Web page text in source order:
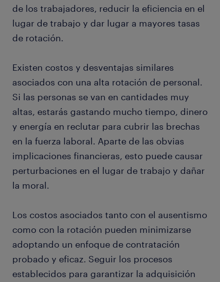
de los trabajadores, reducir la eficiencia en el
lugar de trabajo y dar lugar a mayores tasas
de rotación.
Existen costos y desventajas similares
asociados con una alta rotación de personal.
Si las personas se van en cantidades muy
altas, estarás gastando mucho tiempo, dinero
y energía en reclutar para cubrir las brechas
en la fuerza laboral. Aparte de las obvias
implicaciones financieras, esto puede causar
perturbaciones en el lugar de trabajo y dañar
la moral.
Los costos asociados tanto con el ausentismo
como con la rotación pueden minimizarse
adoptando un enfoque de contratación
probado y eficaz. Seguir los procesos
establecidos para garantizar la adquisición